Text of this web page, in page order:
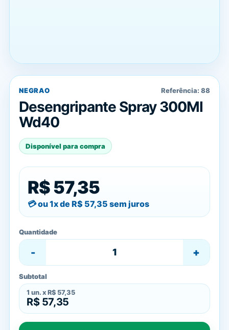
NEGRAO Referência: 88
Desengripante Spray 300Ml
Wd40
Disponível para compra
R$ 57,35
ou 1x de R$ 57,35 sem juros
Quantidade
- +
Subtotal
1 un. x R$ 57,35
R$ 57,35